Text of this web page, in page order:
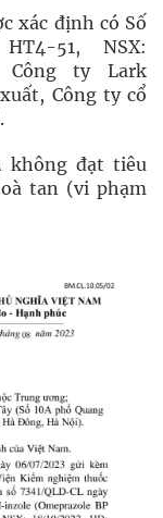
xác định có Số
51, NSX:
Công ty Lark
Công ty cổ
không đạt tiêu
tan (vi phạm